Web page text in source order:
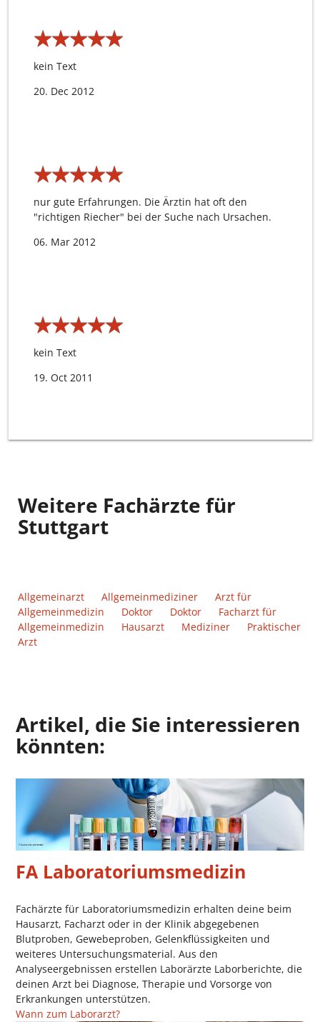
★★★★★
★★★★★
kein Text
20. Dec 2012
★★★★★
★★★★★
nur gute Erfahrungen. Die Ärztin hat oft den
"richtigen Riecher" bei der Suche nach Ursachen.
06. Mar 2012
★★★★★
★★★★★
kein Text
19. Oct 2011
Weitere Fachärzte für
Stuttgart
Allgemeinarzt Allgemeinmediziner
Arzt für
Allgemeinmedizin
Doktor Doktor
Facharzt für
Allgemeinmedizin
Hausarzt Mediziner
Praktischer
Arzt
Artikel, die Sie interessieren
könnten:
FA Laboratoriumsmedizin
Fachärzte für Laboratoriumsmedizin erhalten deine beim
Hausarzt, Facharzt oder in der Klinik abgegebenen
Blutproben, Gewebeproben, Gelenkflüssigkeiten und
weiteres Untersuchungsmaterial. Aus den
Analyseergebnissen erstellen Laborärzte Laborberichte, die
deinen Arzt bei Diagnose, Therapie und Vorsorge von
Erkrankungen unterstützen.
Wann zum Laborarzt?